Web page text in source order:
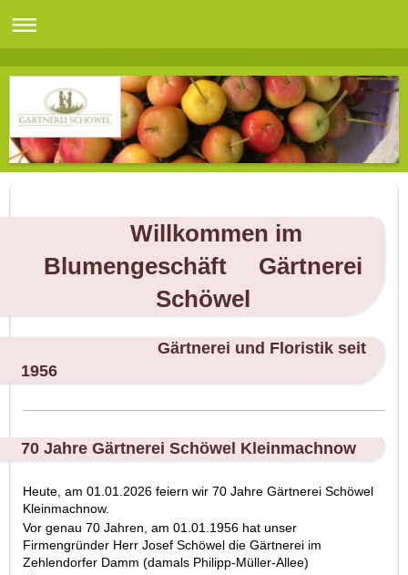
Willkommen im
Blumengeschäft Gärtnerei
Schöwel
Gärtnerei und Floristik seit
1956
70 Jahre Gärtnerei Schöwel Kleinmachnow
Heute, am 01.01.2026 feiern wir 70 Jahre Gärtnerei Schöwel
Kleinmachnow.
Vor genau 70 Jahren, am 01.01.1956 hat unser
Firmengründer Herr Josef Schöwel die Gärtnerei im
Zehlendorfer Damm (damals Philipp-Müller-Allee)